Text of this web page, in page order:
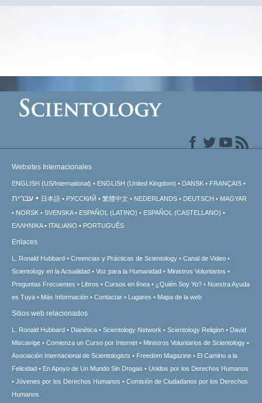
Websites Internacionales
ENGLISH (US/International) ENGLISH (United Kingdom) DANSK FRANÇAIS
עברית 日本語 РУССКИЙ 繁體中文 NEDERLANDS DEUTSCH
MAGYAR
NORSK
SVENSKA ESPAÑOL (LATINO)
ESPAÑOL (CASTELLANO)
ΕΛΛΗΝΙΚA
ITALIANO PORTUGUÊS
Enlaces
L. Ronald Hubbard Creencias y Prácticas de Scientology
Canal de Video
Scientology en la Actualidad
Voz para la Humanidad
Ministros Voluntarios
Preguntas Frecuentes
Libros Cursos en línea ¿Quién Soy Yo?
Nuestra Ayuda
es Tuya
Más Información Contactar Lugares Mapa de la web
Sitios web relacionados
L. Ronald Hubbard Dianética Scientology Network Scientology Religion
David
Miscavige
Comienza un Curso por Internet
Ministros Voluntarios de Scientology
Asociación Internacional de Scientologists
Freedom Magazine
El Camino a la
Felicidad
En Apoyo de Un Mundo Sin Drogas
Unidos por los Derechos Humanos
Jóvenes por los Derechos Humanos
Comisión de Ciudadanos por los Derechos
Humanos